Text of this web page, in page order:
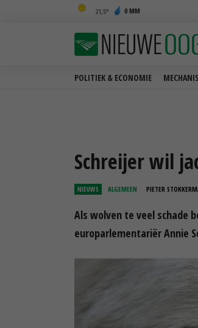
21,5 0 MM
POLITIEK & ECONOMIE
Schreijer wil
NIEUWS ALGEMEEN PIETER
Als wolven te veel schade
europarlementariër Annie